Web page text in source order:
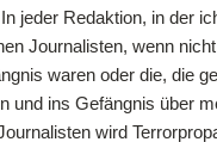
jeder Redaktion, in der
Journalisten, wenn
waren oder die, die
und ins Gefängnis über
wird